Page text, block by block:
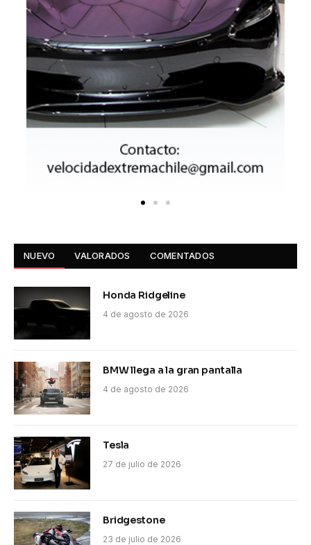
NUEVO VALORADOS COMENTADOS
Honda Ridgeline
4 de agosto de 2026
BMW llega a la gran pantalla
4 de agosto de 2026
Tesla
27 de julio de 2026
Bridgestone
23 de julio de 2026